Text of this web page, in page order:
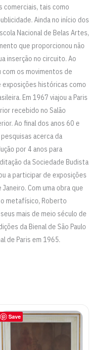
comerciais, tais como
Ainda no início dos
Nacional de Belas Artes,
que proporcionou não
inserção no circuito. Ao
com os movimentos de
históricas como
Em 1967 viajou a Paris
recebido no Salão
Ao final dos anos 60 e
acerca da
por 4 anos para
da Sociedade Budista
a participar de exposições
Janeiro. Com uma obra que
metafísico, Roberto
mais de meio século de
da Bienal de São Paulo
de Paris em 1965.
Save